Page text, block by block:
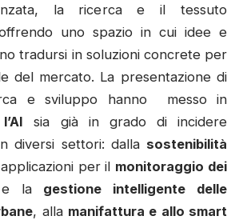
la ricerca e il tessuto
uno spazio in cui idee e
tradursi in soluzioni concrete per
del mercato. La presentazione di
e sviluppo hanno messo in
l’AI sia già in grado di incidere
diversi settori: dalla sostenibilità
per il monitoraggio dei
la gestione intelligente delle
, alla manifattura e allo smart